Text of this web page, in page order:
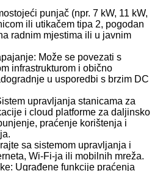
punjač (npr. 7 kW, 11 kW,
ili utikačem tipa 2, pogodan
radnim mjestima ili u javnim
Može se povezati s
infrastrukturom i obično
u usporedbi s brzim DC
upravljanja stanicama za
i cloud platforme za daljinsko
praćenje korištenja i
sa sistemom upravljanja i
Wi-Fi-ja ili mobilnih mreža.
Ugrađene funkcije praćenja